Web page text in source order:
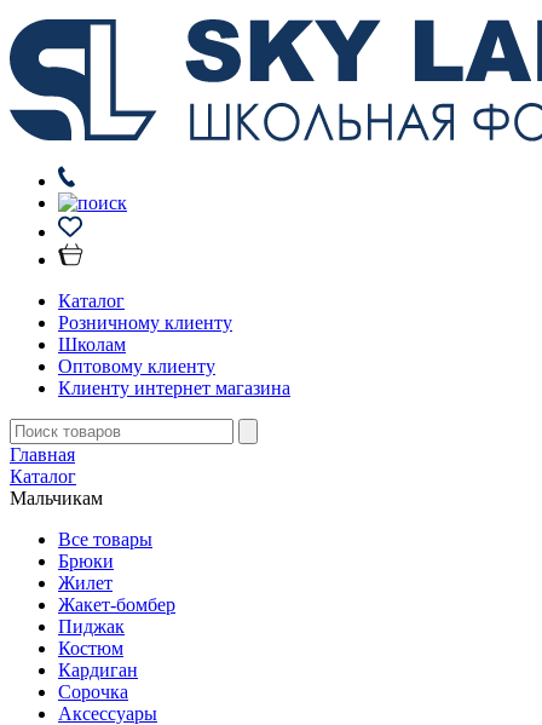
Каталог
Розничному клиенту
Школам
Оптовому клиенту
Клиенту интернет магазина
Главная
Каталог
Мальчикам
Все товары
Брюки
Жилет
Жакет-бомбер
Пиджак
Костюм
Кардиган
Сорочка
Аксессуары